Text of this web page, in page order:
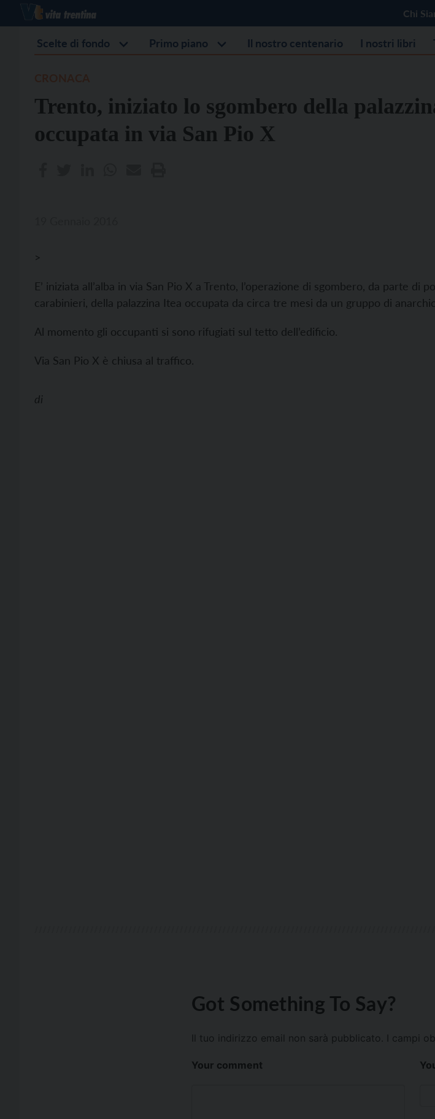
Chi
Scelte di fondo Primo piano Il nostro centenario I nostri libri
Trento, iniziato lo sgombero della
occupata in via San Pio X
>
E’ iniziata all’alba in via San Pio X a Trento, l’operazione di sgombero, da parte di
carabinieri, della palazzina Itea occupata da circa tre mesi da un gruppo di
Al momento gli occupanti si sono rifugiati sul tetto dell’edificio.
Via San Pio X è chiusa al traffico.
di
Got Something To Say?
Il tuo indirizzo email non sarà pubblicato. I campi
Your comment